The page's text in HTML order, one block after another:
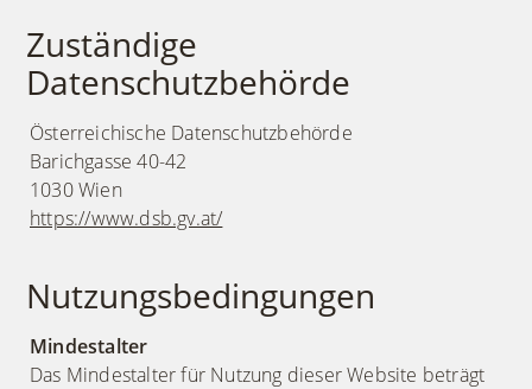
Zuständige
Datenschutzbehörde
Österreichische Datenschutzbehörde
Barichgasse 40-42
1030 Wien
https://www.dsb.gv.at/
Nutzungsbedingungen
Mindestalter
Das Mindestalter für Nutzung dieser Website beträgt